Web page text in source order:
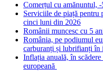
Comerțul cu amănuntul,
Serviciile de piață pentru
cinci luni din 2026
Românii muncesc cu 5
România, pe podiumul
carburanți și lubrifianți în
Inflația anuală, în
europeană